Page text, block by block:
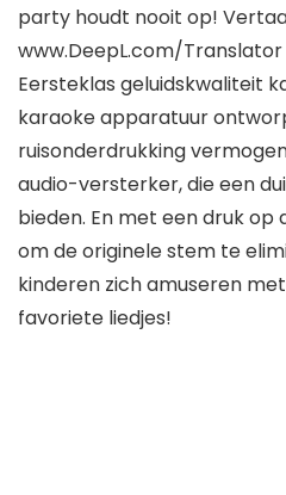
party houdt nooit op!
www.DeepL.com/
Eersteklas geluidskwaliteit
karaoke apparatuur
ruisonderdrukking
audio-versterker, die een
bieden. En met een druk op
om de originele stem te
kinderen zich amuseren
favoriete liedjes!